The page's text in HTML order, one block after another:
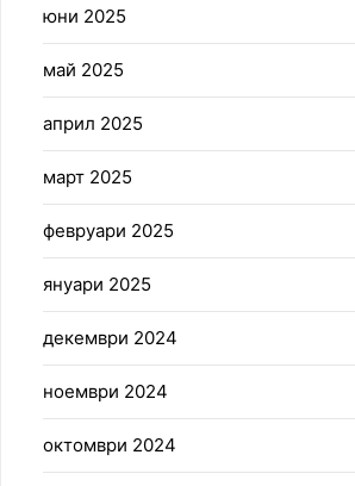
юни 2025
май 2025
април 2025
март 2025
февруари 2025
януари 2025
декември 2024
ноември 2024
октомври 2024